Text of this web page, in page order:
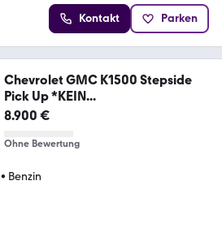
Kontakt Parken
Chevrolet GMC K1500 Stepside
Pick Up *KEIN...
8.900 €
Ohne Bewertung
• Benzin